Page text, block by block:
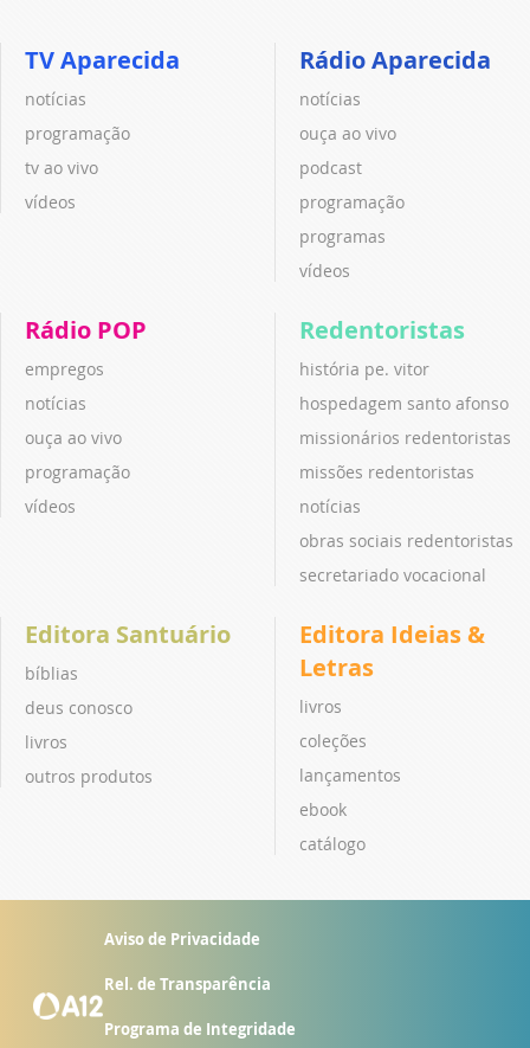
TV Aparecida
notícias
programação
tv ao vivo
vídeos
Rádio Aparecida
notícias
ouça ao vivo
podcast
programação
programas
vídeos
Rádio POP
empregos
notícias
ouça ao vivo
programação
vídeos
Redentoristas
história pe. vitor
hospedagem santo afonso
missionários redentoristas
missões redentoristas
notícias
obras sociais redentoristas
secretariado vocacional
Editora Santuário
bíblias
deus conosco
livros
outros produtos
Editora Ideias &
Letras
livros
coleções
lançamentos
ebook
catálogo
Aviso de Privacidade
Rel. de Transparência
Programa de Integridade